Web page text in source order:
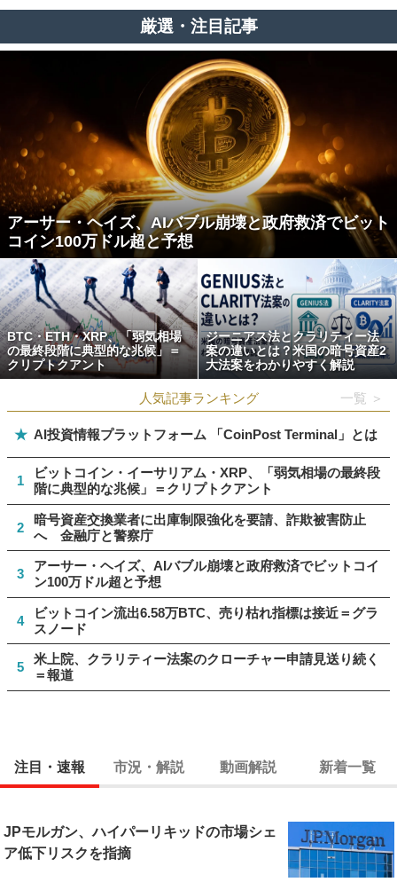
厳選・注目記事
アーサー・ヘイズ、AIバブル崩壊と政府救済でビット
コイン100万ドル超と予想
BTC・ETH・XRP、「弱気相場
の最終段階に典型的な兆候」＝
クリプトクアント
ジーニアス法とクラリティー法
案の違いとは？米国の暗号資産2
大法案をわかりやすく解説
人気記事ランキング 一覧 ＞
★ AI投資情報プラットフォーム 「CoinPost Terminal」とは
1
ビットコイン・イーサリアム・XRP、「弱気相場の最終段
階に典型的な兆候」＝クリプトクアント
2
暗号資産交換業者に出庫制限強化を要請、詐欺被害防止
へ 金融庁と警察庁
3
アーサー・ヘイズ、AIバブル崩壊と政府救済でビットコイ
ン100万ドル超と予想
4
ビットコイン流出6.58万BTC、売り枯れ指標は接近＝グラ
スノード
5
米上院、クラリティー法案のクローチャー申請見送り続く
＝報道
注目・速報 市況・解説 動画解説 新着一覧
JPモルガン、ハイパーリキッドの市場シェ
ア低下リスクを指摘